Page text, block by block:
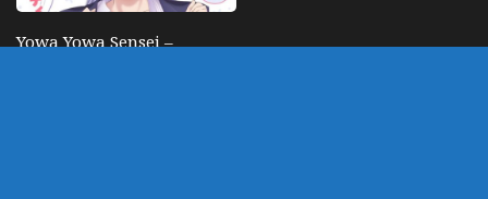
Yowa Yowa Sensei –